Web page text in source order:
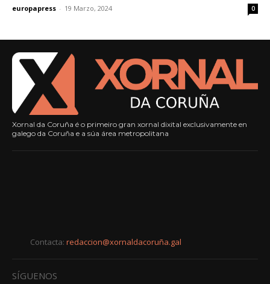
europapress - 19 Marzo, 2024 0
Xornal da Coruña é o primeiro gran xornal dixital exclusivamente en
galego da Coruña e a súa área metropolitana
Contacta: redaccion@xornaldacoruña.gal
SÍGUENOS